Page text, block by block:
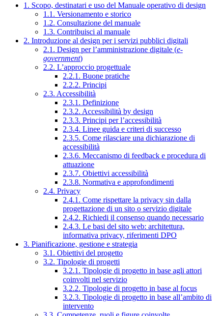
1. Scopo, destinatari e uso del Manuale operativo di design
1.1. Versionamento e storico
1.2. Consultazione del manuale
1.3. Contribuisci al manuale
2. Introduzione al design per i servizi pubblici digitali
2.1. Design per l’amministrazione digitale (e-
government)
2.2. L’approccio progettuale
2.2.1. Buone pratiche
2.2.2. Principi
2.3. Accessibilità
2.3.1. Definizione
2.3.2. Accessibilità by design
2.3.3. Principi per l’accessibilità
2.3.4. Linee guida e criteri di successo
2.3.5. Come rilasciare una dichiarazione di
accessibilità
2.3.6. Meccanismo di feedback e procedura di
attuazione
2.3.7. Obiettivi accessibilità
2.3.8. Normativa e approfondimenti
2.4. Privacy
2.4.1. Come rispettare la privacy sin dalla
progettazione di un sito o servizio digitale
2.4.2. Richiedi il consenso quando necessario
2.4.3. Le basi del sito web: architettura,
informativa privacy, riferimenti DPO
3. Pianificazione, gestione e strategia
3.1. Obiettivi del progetto
3.2. Tipologie di progetti
3.2.1. Tipologie di progetto in base agli attori
coinvolti nel servizio
3.2.2. Tipologie di progetto in base al focus
3.2.3. Tipologie di progetto in base all’ambito di
intervento